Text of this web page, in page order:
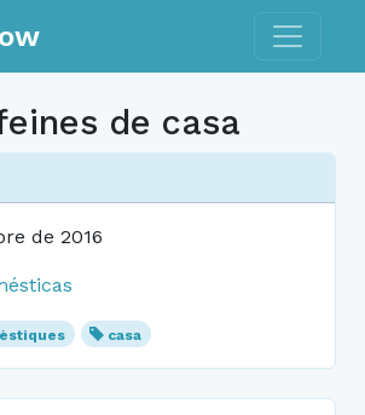
Toggle
de casa
de 2016
casa